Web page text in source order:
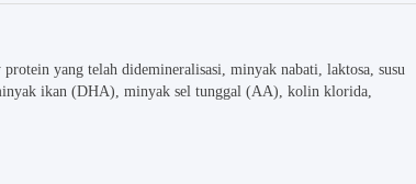
protein yang telah didemineralisasi, minyak nabati, laktosa, susu
ikan (DHA), minyak sel tunggal (AA), kolin klorida,